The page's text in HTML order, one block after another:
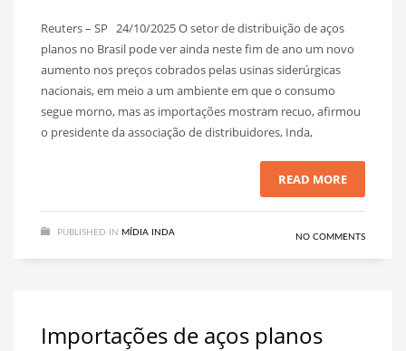
Reuters – SP 24/10/2025 O setor de distribuição de aços
planos no Brasil pode ver ainda neste fim de ano um novo
aumento nos preços cobrados pelas usinas siderúrgicas
nacionais, em meio a um ambiente em que o consumo
segue morno, mas as importações mostram recuo, afirmou
o presidente da associação de distribuidores, Inda,
READ MORE
PUBLISHED IN MÍDIA INDA NO COMMENTS
Importações de aços planos